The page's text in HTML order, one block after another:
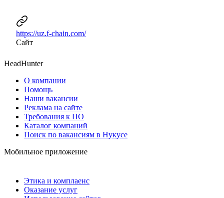
https://uz.f-chain.com/
Сайт
HeadHunter
О компании
Помощь
Наши вакансии
Реклама на сайте
Требования к ПО
Каталог компаний
Поиск по вакансиям в Нукусе
Мобильное приложение
Этика и комплаенс
Оказание услуг